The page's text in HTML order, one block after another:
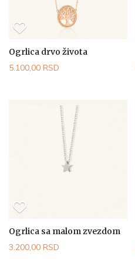
Ogrlica drvo života
5.100,00 RSD
Ogrlica sa malom zvezdom
3.200,00 RSD